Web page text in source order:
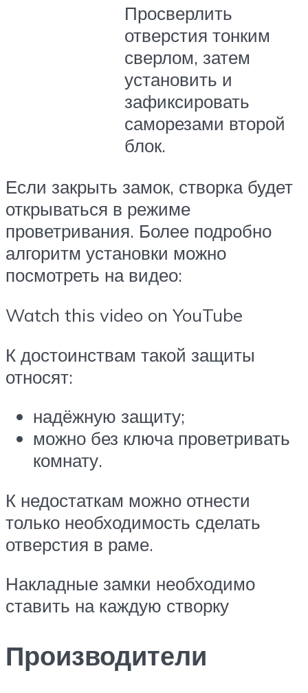
Просверлить
отверстия тонким
сверлом, затем
установить и
зафиксировать
саморезами второй
блок.
Если закрыть замок, створка будет
открываться в режиме
проветривания. Более подробно
алгоритм установки можно
посмотреть на видео:
Watch this video on YouTube
К достоинствам такой защиты
относят:
надёжную защиту;
можно без ключа проветривать
комнату.
К недостаткам можно отнести
только необходимость сделать
отверстия в раме.
Накладные замки необходимо
ставить на каждую створку
Производители